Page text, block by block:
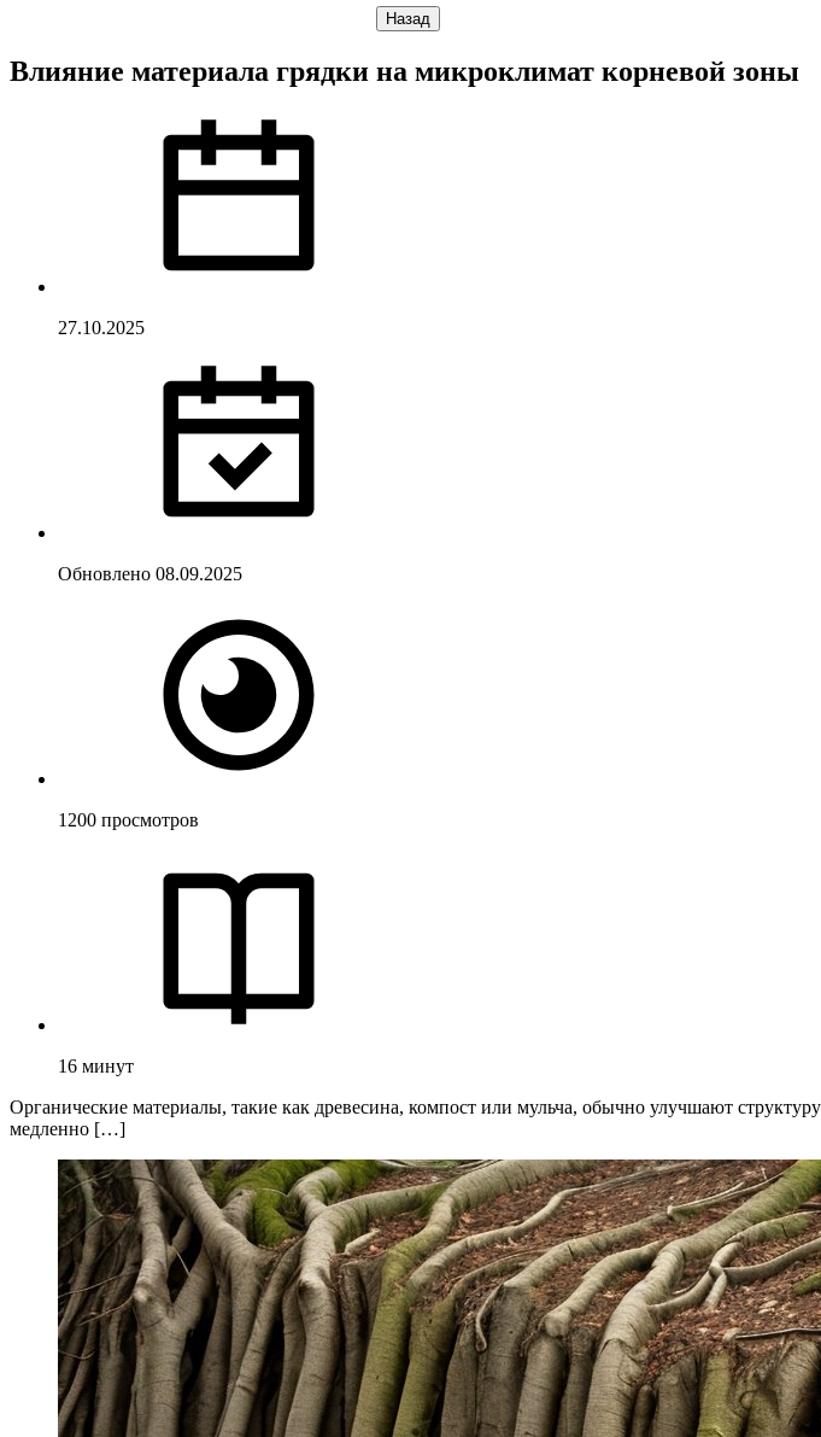
Назад
Влияние материала грядки на микроклимат корневой зоны
27.10.2025
Обновлено 08.09.2025
1200 просмотров
16 минут
Органические материалы, такие как древесина, компост или мульча, обычно улучшают
медленно […]